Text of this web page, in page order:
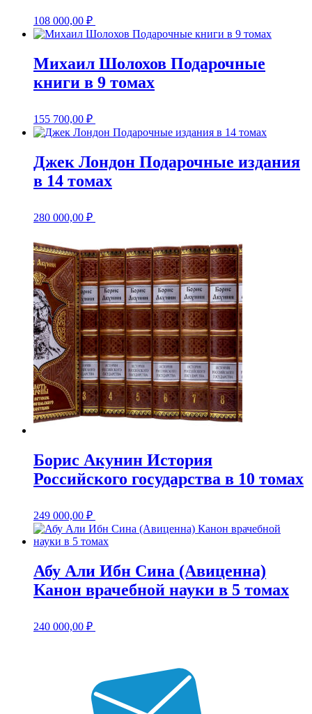
108 000,00 ₽
Михаил Шолохов Подарочные
книги в 9 томах
155 700,00 ₽
Джек Лондон Подарочные издания
в 14 томах
280 000,00 ₽
Борис Акунин История
Российского государства в 10 томах
249 000,00 ₽
Абу Али Ибн Сина (Авиценна)
Канон врачебной науки в 5 томах
240 000,00 ₽